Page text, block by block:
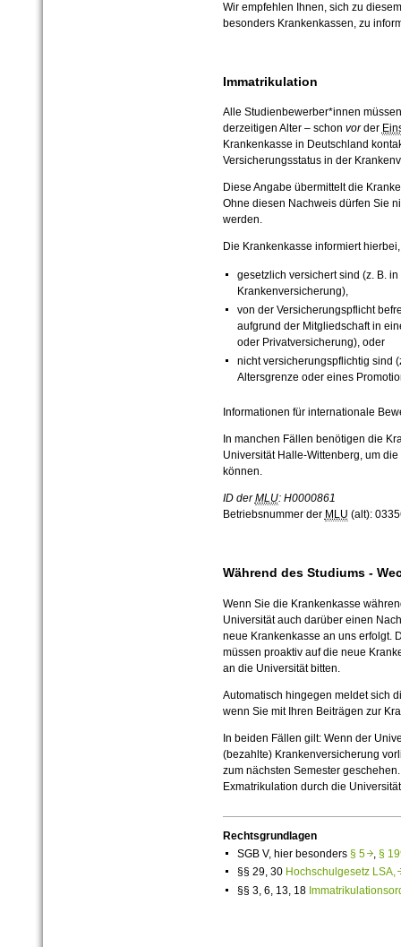
Wir empfehlen Ihnen, sich zu
besonders Krankenkassen, zu
Immatrikulation
Alle Studienbewerber*innen
derzeitigen Alter – schon vorder
Krankenkasse in Deutschland
Versicherungsstatus in der
Diese Angabe übermittelt die
Ohne diesen Nachweis dürfen Sie
werden.
Die Krankenkasse informiert
gesetzlich versichert sind (z. B.
Krankenversicherung),
von der Versicherungspflicht
aufgrund der Mitgliedschaft in
oder Privatversicherung), oder
nicht versicherungspflichtig sind
Altersgrenze oder eines
Informationen für internationale
In manchen Fällen benötigen die
Universität Halle-Wittenberg, um
können.
ID derMLU: H0000861
Betriebsnummer der MLU (alt):
Während des Studiums -
Wenn Sie die Krankenkasse
Universität auch darüber einen
neue Krankenkasse an uns erfolgt.
müssen proaktiv auf die neue
an die Universität bitten.
Automatisch hingegen meldet sich
wenn Sie mit Ihren Beiträgen zur
In beiden Fällen gilt: Wenn der
(bezahlte) Krankenversicherung
zum nächsten Semester
Exmatrikulation durch die
Rechtsgrundlagen
SGB V, hier besonders § 5, §
§§ 29, 30 Hochschulgesetz
§§ 3, 6, 13, 18